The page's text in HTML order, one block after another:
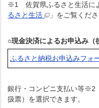
※1 佐賀県ふるさと生活に
るさと生活
」をご覧くださ
○現金決済によるお申込み（
ふるさと納税お申込みフォ
銀行・コンビニ支払い等※2
扱票）を選択できます。